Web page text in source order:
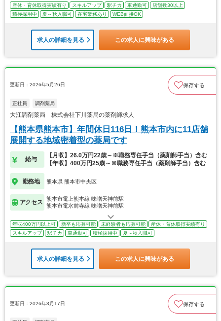
産休・育休取得実績有り
スキルアップ 駅チカ 車通勤可
店舗数30以上
積極採用中
夏～秋入職可 在宅業務あり WEB面接OK
求人の詳細を見る この求人に興味がある
更新日：2026年5月26日 保存する
正社員 調剤薬局
大江調剤薬局 株式会社下川薬局の薬剤師求人
【熊本県熊本市】年間休日116日！熊本市内に11店舗
展開する地域密着型の薬局です
給与
【月収】26.0万円22歳～※職務専任手当（薬剤師手当）含む
【年収】400万円25歳～※職務専任手当（薬剤師手当）含む
勤務地 熊本県 熊本市中央区
アクセス
熊本市電上熊本線 味噌天神前駅
熊本市電水前寺線 味噌天神前駅
年収400万円以上可 新卒も応募可能 未経験者も応募可能
産休・育休取得実績有り
スキルアップ
駅チカ 車通勤可 積極採用中 夏～秋入職可
求人の詳細を見る この求人に興味がある
更新日：2026年3月17日 保存する